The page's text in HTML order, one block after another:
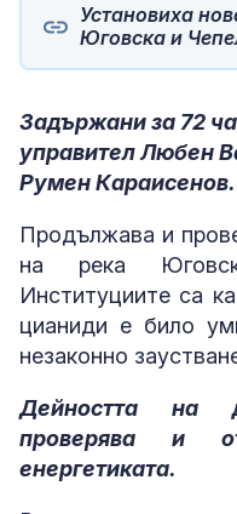
Установиха
Юговска и
Задържани за 72
управител Любен
Румен Караисенов.
Продължава и
на река
Институциите са
цианиди е било
незаконно
Дейността на
проверява и
енергетиката.